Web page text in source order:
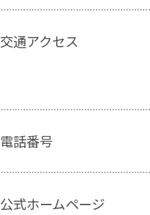
交通アクセス
電話番号
公式ホームページ